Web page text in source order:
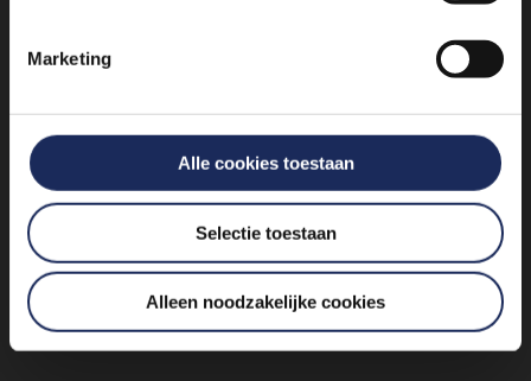
Marketing
Alle cookies toestaan
Selectie toestaan
Alleen noodzakelijke cookies
+31 85 4897 651
Vogelkersberg 5c 3755 BN
Eemnes